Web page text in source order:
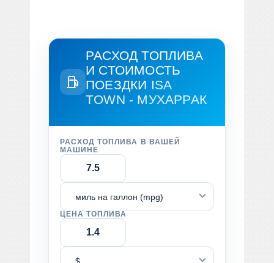
РАСХОД ТОПЛИВА
И СТОИМОСТЬ
ПОЕЗДКИ ISA
TOWN - МУХАРРАК
РАСХОД ТОПЛИВА В ВАШЕЙ
МАШИНЕ
миль на галлон (mpg)
ЦЕНА ТОПЛИВА
$